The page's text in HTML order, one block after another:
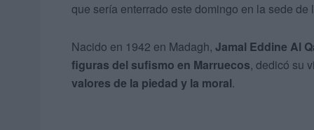
que sería enterrado este domingo en la sede de
Nacido en 1942 en Madagh, Jamal Eddine Al
figuras del sufismo en Marruecos, dedicó su
valores de la piedad y la moral.